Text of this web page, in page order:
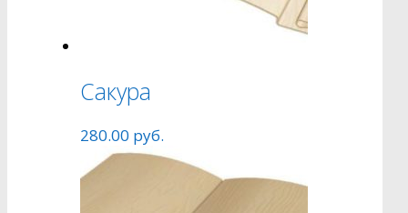
Сакура
280.00 руб.